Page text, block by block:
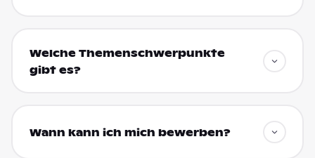
Welche Themenschwerpunkte
gibt es?
Wann kann ich mich bewerben?